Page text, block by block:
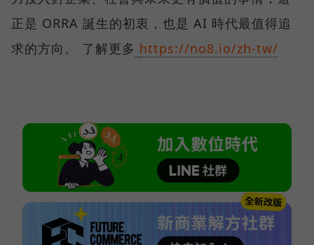
正是 ORRA 誕生的初衷，也是 AI 時代最值得追
求的方向。 了解更多 https://no8.io/zh-tw/